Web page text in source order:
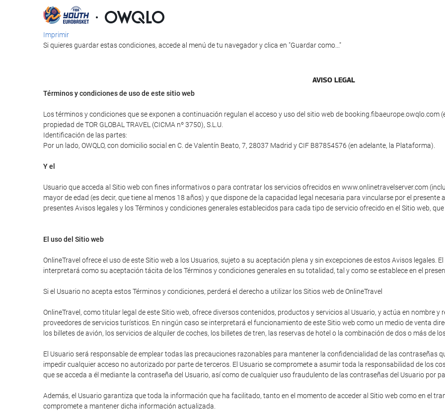
Imprimir
Si quieres guardar estas condiciones, accede al menú de tu navegador y clica en "Guardar como..."
AVISO LEGAL
Términos y condiciones de uso de este sitio web
Los términos y condiciones que se exponen a continuación regulan el acceso y uso del sitio web de booking.fibaeurope.owqlo.com
propiedad de TOR GLOBAL TRAVEL (CICMA nº 3750), S.L.U.
Identificación de las partes:
Por un lado, OWQLO, con domicilio social en C. de Valentín Beato, 7, 28037 Madrid y CIF B87854576 (en adelante, la Plataforma).
Y el
Usuario que acceda al Sitio web con fines informativos o para contratar los servicios ofrecidos en www.onlinetravelserver.com
mayor de edad (es decir, que tiene al menos 18 años) y que dispone de la capacidad legal necesaria para vincularse por el
presentes Avisos legales y los Términos y condiciones generales establecidos para cada tipo de servicio ofrecido en el Sitio web,
El uso del Sitio web
OnlineTravel ofrece el uso de este Sitio web a los Usuarios, sujeto a su aceptación plena y sin excepciones de estos Avisos legales.
interpretará como su aceptación tácita de los Términos y condiciones generales en su totalidad, tal y como se establece en el
Si el Usuario no acepta estos Términos y condiciones, perderá el derecho a utilizar los Sitios web de OnlineTravel
OnlineTravel, como titular legal de este Sitio web, ofrece diversos contenidos, productos y servicios al Usuario, y actúa en nombre
proveedores de servicios turísticos. En ningún caso se interpretará el funcionamiento de este Sitio web como un medio de venta
los billetes de avión, los servicios de alquiler de coches, los billetes de tren, las reservas de hotel o la combinación de dos o más de
El Usuario será responsable de emplear todas las precauciones razonables para mantener la confidencialidad de las contraseñas
impedir cualquier acceso no autorizado por parte de terceros. El Usuario se compromete a asumir toda la responsabilidad de los
que se acceda a él mediante la contraseña del Usuario, así como de cualquier uso fraudulento de las contraseñas del Usuario por
Además, el Usuario garantiza que toda la información que ha facilitado, tanto en el momento de acceder al Sitio web como en el
compromete a mantener dicha información actualizada.